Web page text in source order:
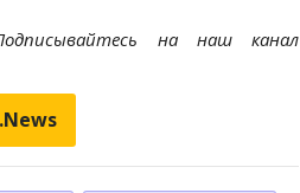
на наш канал